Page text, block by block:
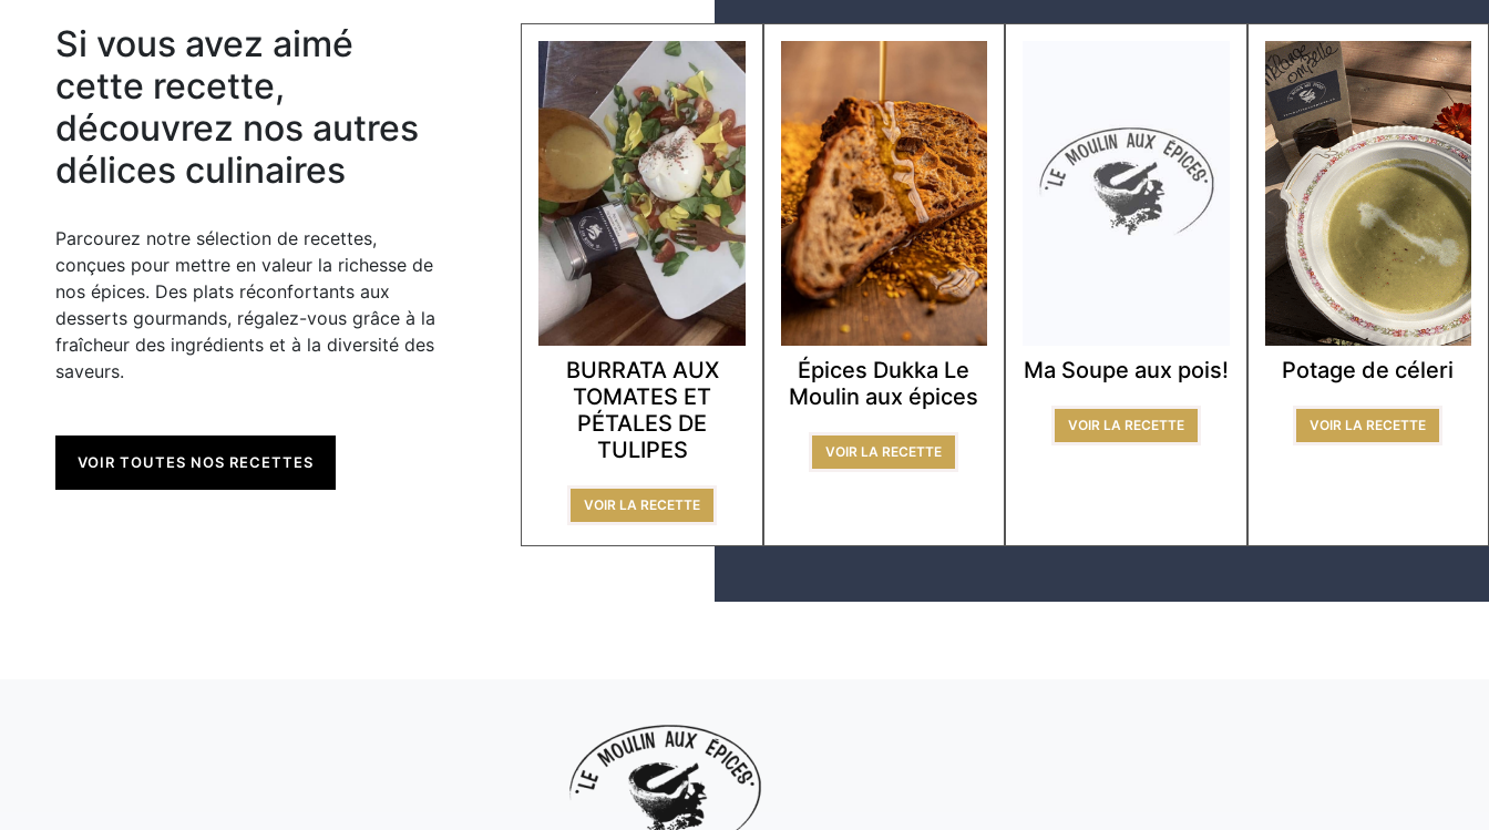
Si vous avez aimé
cette recette,
découvrez nos autres
délices culinaires
Parcourez notre sélection de recettes,
conçues pour mettre en valeur la richesse de
nos épices. Des plats réconfortants aux
desserts gourmands, régalez-vous grâce à la
fraîcheur des ingrédients et à la diversité des
saveurs.
VOIR TOUTES NOS RECETTES
BURRATA AUX
TOMATES ET
PÉTALES DE
TULIPES
VOIR LA RECETTE
Épices Dukka Le
Moulin aux épices
VOIR LA RECETTE
Ma Soupe aux pois!
VOIR LA RECETTE
Potage de céleri
VOIR LA RECETTE